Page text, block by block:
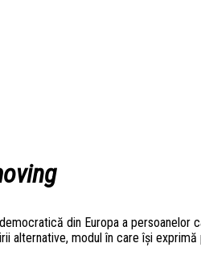
din Europa a
alternative, modul în care își